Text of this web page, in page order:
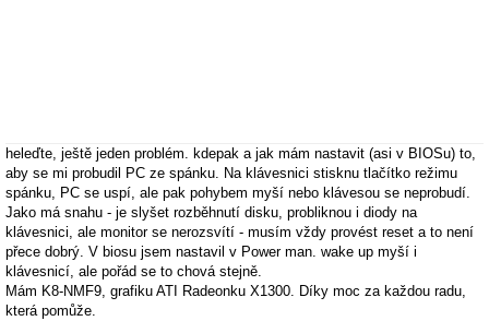
heleďte, ještě jeden problém. kdepak a jak mám nastavit (asi v BIOSu) to,
aby se mi probudil PC ze spánku. Na klávesnici stisknu tlačítko režimu
spánku, PC se uspí, ale pak pohybem myší nebo klávesou se neprobudí.
Jako má snahu - je slyšet rozběhnutí disku, probliknou i diody na
klávesnici, ale monitor se nerozsvítí - musím vždy provést reset a to není
přece dobrý. V biosu jsem nastavil v Power man. wake up myší i
klávesnicí, ale pořád se to chová stejně.
Mám K8-NMF9, grafiku ATI Radeonku X1300. Díky moc za každou radu,
která pomůže.